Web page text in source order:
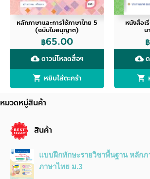
หลักภาษาและการใช้ภาษาไทย 5
(ฉบับใบอนุญาต)
฿65.00
cloud_downloadดาวน์โหลดสื่อฯ
หยิบใส่ตะกร้า
หนังสือเ
น
฿
cloud_downloadด
หมวดหมู่สินค้า
สินค้า
แบบฝึกทักษะรายวิชาพื้นฐาน หลักภ
ภาษาไทย ม.3